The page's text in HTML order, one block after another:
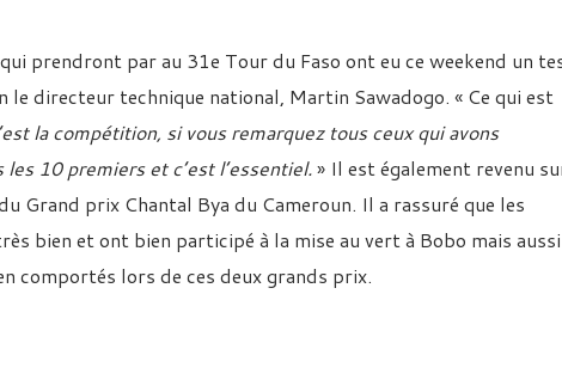
prendront par au 31e Tour du Faso ont eu ce weekend un
le directeur technique national, Martin Sawadogo. « Ce qui est
la compétition, si vous remarquez tous ceux qui avons
10 premiers et c’est l’essentiel.» Il est également revenu
Grand prix Chantal Bya du Cameroun. Il a rassuré que les
bien et ont bien participé à la mise au vert à Bobo mais aussi
comportés lors de ces deux grands prix.